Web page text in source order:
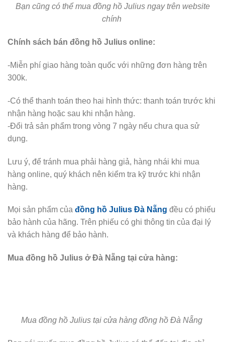
Bạn cũng có thể mua đồng hồ Julius ngay trên website
chính
Chính sách bán đồng hồ Julius online:
-Miễn phí giao hàng toàn quốc với những đơn hàng trên
300k.
-Có thể thanh toán theo hai hình thức: thanh toán trước khi
nhận hàng hoặc sau khi nhận hàng.
-Đổi trả sản phẩm trong vòng 7 ngày nếu chưa qua sử
dụng.
Lưu ý, để tránh mua phải hàng giả, hàng nhái khi mua
hàng online, quý khách nên kiểm tra kỹ trước khi nhận
hàng.
Mọi sản phẩm của đồng hồ Julius Đà Nẵng đều có phiếu
bảo hành của hãng. Trên phiếu có ghi thông tin của đại lý
và khách hàng để bảo hành.
Mua đồng hồ Julius ở Đà Nẵng tại cửa hàng:
Mua đồng hồ Julius tại cửa hàng đồng hồ Đà Nẵng